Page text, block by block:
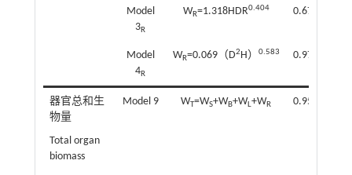
Model
3R
WR=1.318HDR0.404 0.675
Model
4R
WR=0.069（D2 H） 0.583 0.978
器官总和生
物量
Total organ
biomass
Model 9 WT=WS+WB+WL+WR 0.950